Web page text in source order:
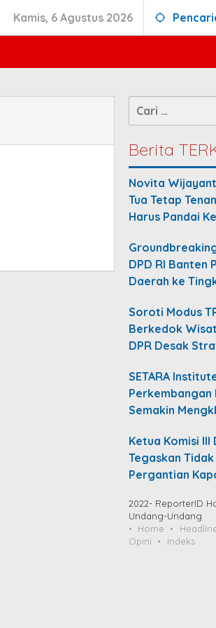
Kamis, 6 Agustus 2026
Cari
untuk:
Berita
Novita
Tua Tetap
Harus Pandai
DPD RI Banten
Daerah ke
Soroti Modus
Berkedok
DPR Desak
SETARA
Perkembangan
Semakin
Ketua Komisi III
Tegaskan
Pergantian
2022- ReporterID
Undang-Undang
Home
Opini
Indeks